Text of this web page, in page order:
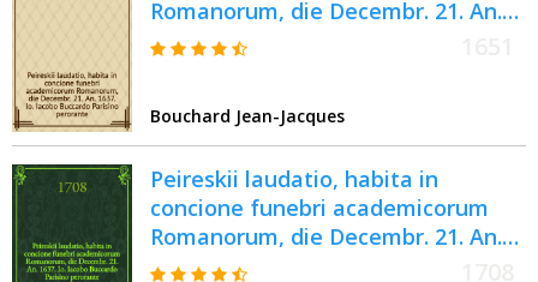
Romanorum, die Decembr. 21. An.
1637. Io. Iacobo Buccardo Parisino
Bouchard Jean-Jacques
Peireskii laudatio, habita in
concione funebri academicorum
Romanorum, die Decembr. 21. An.
1637. Io. Iacobo Buccardo Parisino